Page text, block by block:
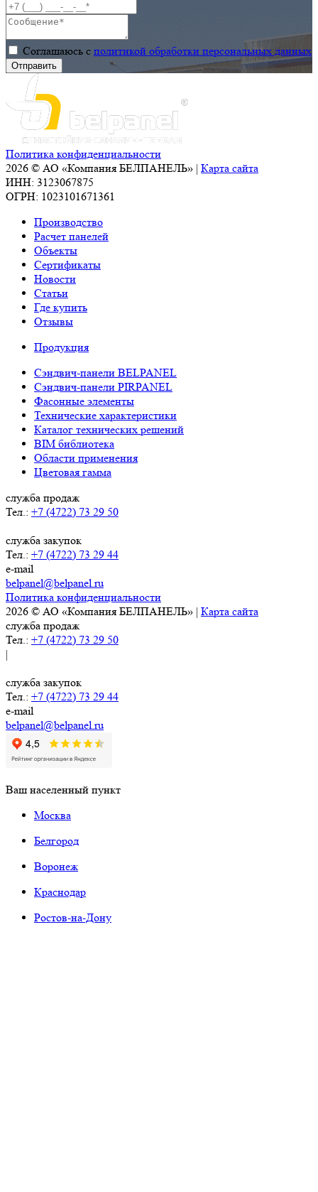
Соглашаюсь с политикой обработки персональных данных
Политика конфиденциальности
2026 © АО «Компания БЕЛПАНЕЛЬ» | Карта сайта
ИНН: 3123067875
ОГРН: 1023101671361
Производство
Расчет панелей
Объекты
Сертификаты
Новости
Статьи
Где купить
Отзывы
Продукция
Сэндвич-панели BELPANEL
Сэндвич-панели PIRPANEL
Фасонные элементы
Технические характеристики
Каталог технических решений
BIM библиотека
Области применения
Цветовая гамма
служба продаж
Тел.: +7 (4722) 73 29 50
служба закупок
Тел.: +7 (4722) 73 29 44
e-mail
belpanel@belpanel.ru
Политика конфиденциальности
2026 © АО «Компания БЕЛПАНЕЛЬ» | Карта сайта
служба продаж
Тел.: +7 (4722) 73 29 50
|
служба закупок
Тел.: +7 (4722) 73 29 44
e-mail
belpanel@belpanel.ru
Ваш населенный пункт
Москва
Белгород
Воронеж
Краснодар
Ростов-на-Дону